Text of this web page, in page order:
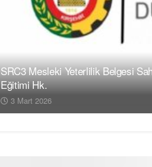
SRC3 Mesleki Yeterlilik Belgesi
Eğitimi Hk.
3 Mart 2026